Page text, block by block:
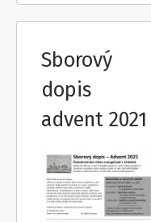
Sborový
dopis
advent 2021